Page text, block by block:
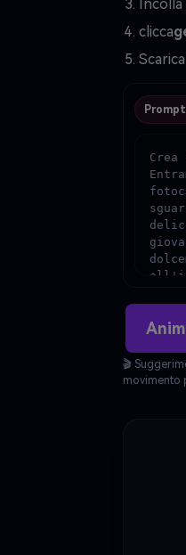
Incolla
clicca
🎬
movimento